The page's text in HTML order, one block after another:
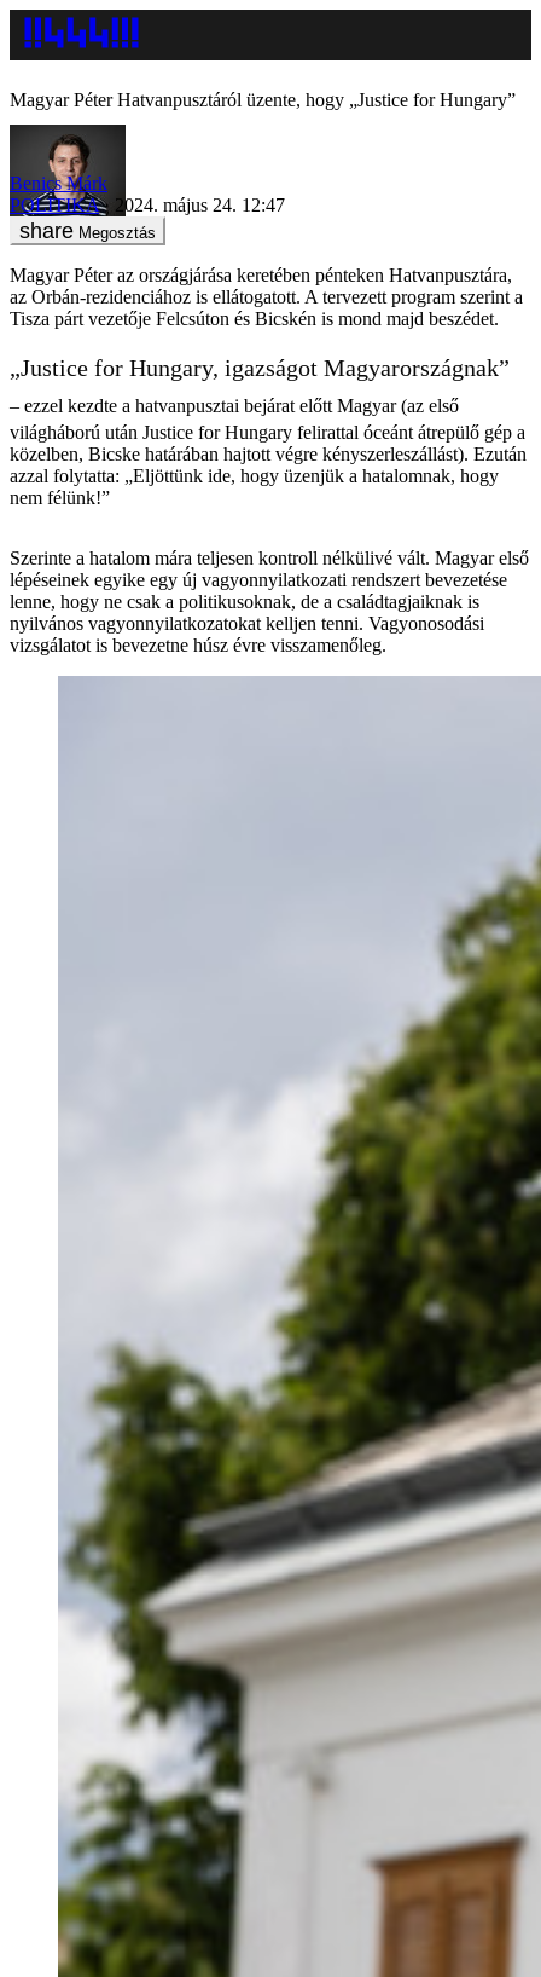
Magyar Péter Hatvanpusztáról üzente, hogy „Justice for Hungary”
Benics Márk
POLITIKA
2024. május 24. 12:47
Megosztás
Magyar Péter az országjárása keretében pénteken Hatvanpusztára,
az Orbán-rezidenciához is ellátogatott. A tervezett program szerint a
Tisza párt vezetője Felcsúton és Bicskén is mond majd beszédet.
„Justice for Hungary, igazságot Magyarországnak”
– ezzel kezdte a hatvanpusztai bejárat előtt Magyar (az első
világháború után Justice for Hungary felirattal óceánt átrepülő gép a
közelben, Bicske határában hajtott végre kényszerleszállást). Ezután
azzal folytatta: „Eljöttünk ide, hogy üzenjük a hatalomnak, hogy
nem félünk!”
Szerinte a hatalom mára teljesen kontroll nélkülivé vált. Magyar első
lépéseinek egyike egy új vagyonnyilatkozati rendszert bevezetése
lenne, hogy ne csak a politikusoknak, de a családtagjaiknak is
nyilvános vagyonnyilatkozatokat kelljen tenni. Vagyonosodási
vizsgálatot is bevezetne húsz évre visszamenőleg.